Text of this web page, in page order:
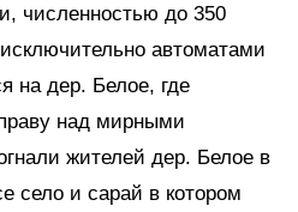
численностью до 350
автоматами
на дер. Белое, где
над мирными
жителей дер. Белое в
село и сарай в котором